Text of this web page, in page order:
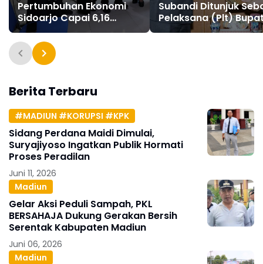
Pertumbuhan Ekonomi
Sidoarjo Capai 6,16
Persen Diikuti Angka
Kemiskinan Turun
Subandi Ditunjuk
Pelaksana (Plt)
Sidoarjo
Berita Terbaru
#MADIUN #KORUPSI #KPK
Sidang Perdana Maidi Dimulai,
Suryajiyoso Ingatkan Publik Hormati
Proses Peradilan
Juni 11, 2026
Madiun
Gelar Aksi Peduli Sampah, PKL
BERSAHAJA Dukung Gerakan Bersih
Serentak Kabupaten Madiun
Juni 06, 2026
Madiun